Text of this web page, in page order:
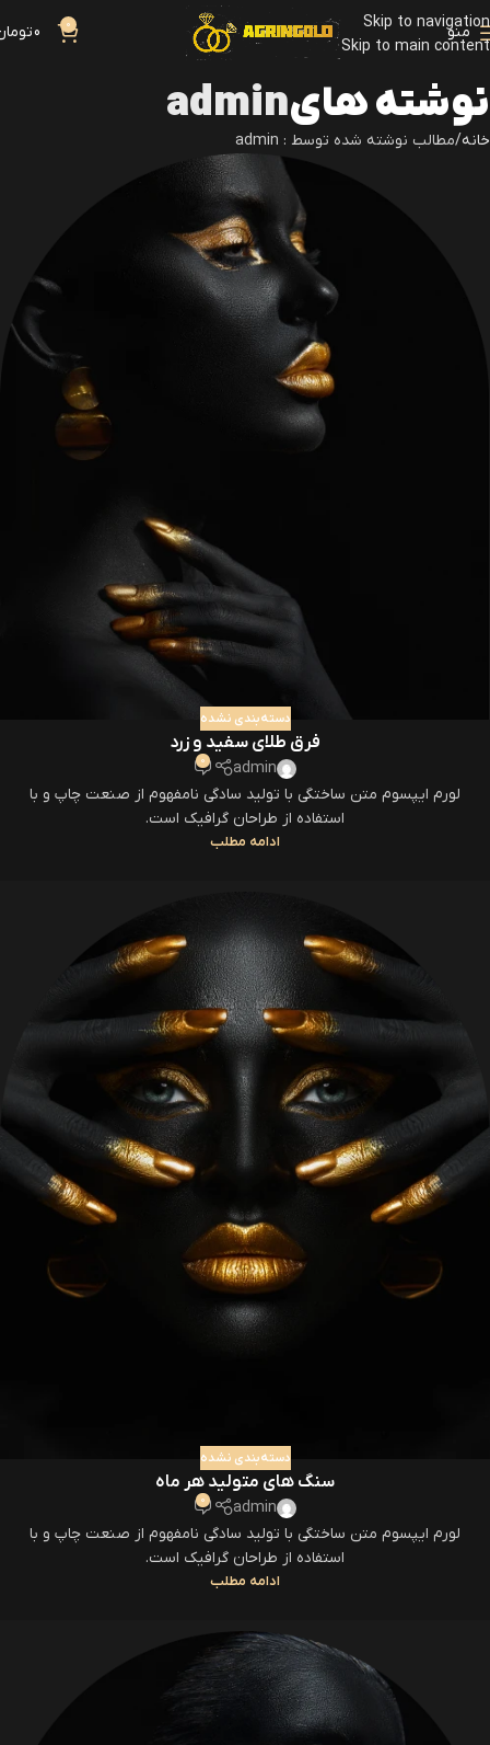
Skip to navigation
Skip to main content
منو 0
0
نوشته هایadmin
خانه مطالب نوشته شده توسط : admin
دسته‌بندی نشده
فرق طلای سفید و زرد
admin
0
لورم ایپسوم متن ساختگی با تولید سادگی نامفهوم از صنعت چاپ و با
استفاده از طراحان گرافیک است.
ادامه مطلب
دسته‌بندی نشده
سنگ های متولید هر ماه
admin
0
لورم ایپسوم متن ساختگی با تولید سادگی نامفهوم از صنعت چاپ و با
استفاده از طراحان گرافیک است.
ادامه مطلب